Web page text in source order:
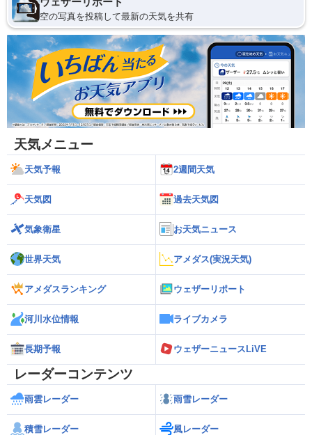
空の写真を投稿して最新の天気を共有
天気メニュー
天気予報 2週間天気
天気図 過去天気図
気象衛星 お天気ニュース
世界天気 アメダス(実況天気)
アメダスランキング ウェザーリポート
河川水位情報 ライブカメラ
長期予報 ウェザーニュースLiVE
レーダーコンテンツ
雨雲レーダー 雨雪レーダー
積雪レーダー 風レーダー